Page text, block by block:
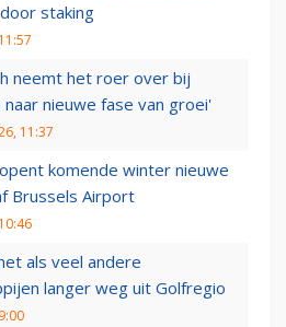
staking
neemt het roer over bij
naar nieuwe fase van groei'
11:37
komende winter nieuwe
Brussels Airport
als veel andere
langer weg uit Golfregio